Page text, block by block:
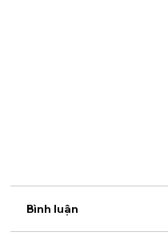
Bình luận